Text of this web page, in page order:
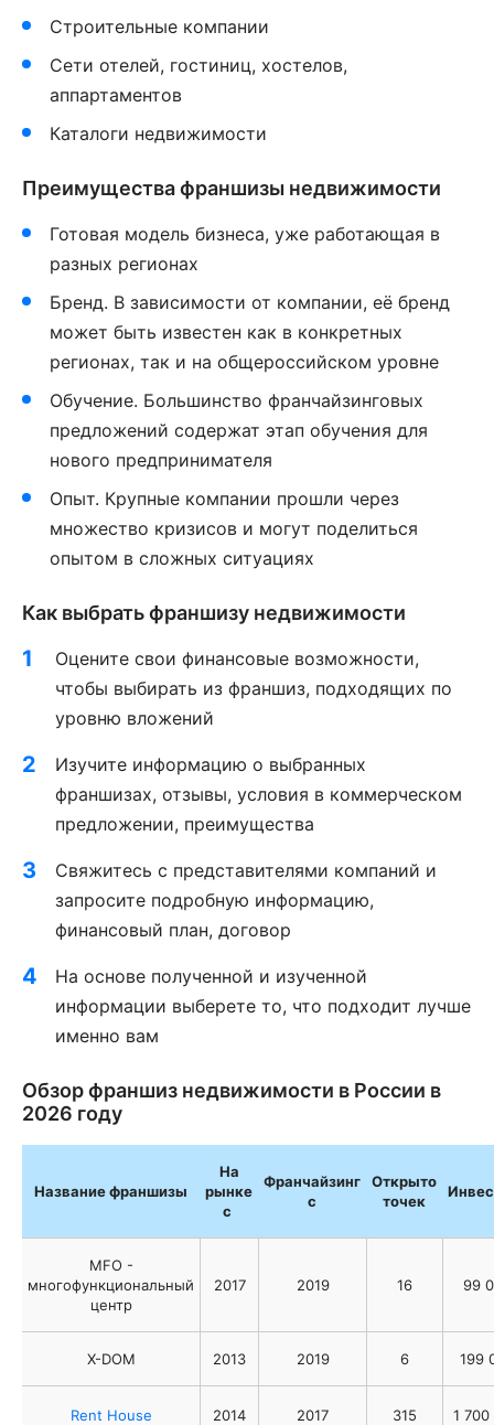
Строительные компании
Сети отелей, гостиниц, хостелов,
аппартаментов
Каталоги недвижимости
Преимущества франшизы недвижимости
Готовая модель бизнеса, уже работающая в
разных регионах
Бренд. В зависимости от компании, её бренд
может быть известен как в конкретных
регионах, так и на общероссийском уровне
Обучение. Большинство франчайзинговых
предложений содержат этап обучения для
нового предпринимателя
Опыт. Крупные компании прошли через
множество кризисов и могут поделиться
опытом в сложных ситуациях
Как выбрать франшизу недвижимости
Оцените свои финансовые возможности,
чтобы выбирать из франшиз, подходящих по
уровню вложений
Изучите информацию о выбранных
франшизах, отзывы, условия в коммерческом
предложении, преимущества
Свяжитесь с представителями компаний и
запросите подробную информацию,
финансовый план, договор
На основе полученной и изученной
информации выберете то, что подходит лучше
именно вам
Обзор франшиз недвижимости в России в
2026 году
Название франшизы
На
рынке
с
Франчайзинг
с
Открыто
точек
MFO -
многофункциональный
центр
2017 2019 16 99
X-DOM 2013 2019 6 199
Rent House 2014 2017 315 1